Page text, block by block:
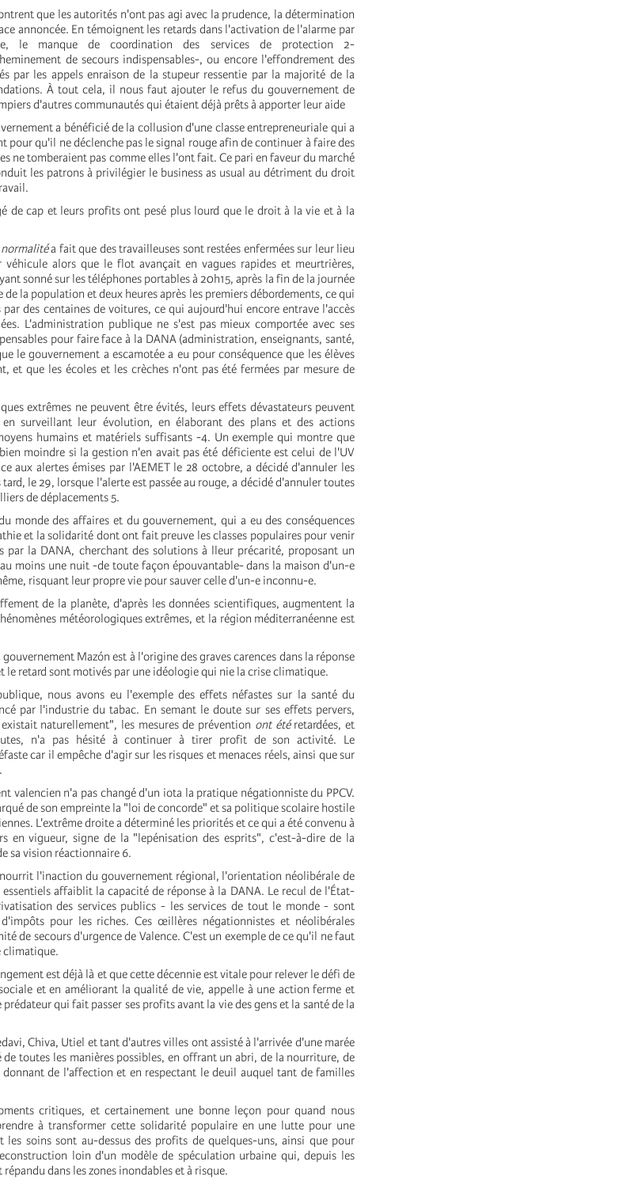
que les autorités n'ont pas agi avec la prudence, la détermination
annoncée. En témoignent les retards dans l'activation de l'alarme par
le manque de coordination des services de protection 2-
de secours indispensables-, ou encore l'effondrement des
par les appels enraison de la stupeur ressentie par la majorité de la
À tout cela, il nous faut ajouter le refus du gouvernement de
d'autres communautés qui étaient déjà prêts à apporter leur aide
a bénéficié de la collusion d'une classe entrepreneuriale qui a
pour qu'il ne déclenche pas le signal rouge afin de continuer à faire des
ne tomberaient pas comme elles l'ont fait. Ce pari en faveur du marché
les patrons à privilégier le business as usual au détriment du droit
de cap et leurs profits ont pesé plus lourd que le droit à la vie et à la
normalitéa fait que des travailleuses sont restées enfermées sur leur lieu
alors que le flot avançait en vagues rapides et meurtrières,
sonné sur les téléphones portables à 20h15, après la fin de la journée
la population et deux heures après les premiers débordements, ce qui
des centaines de voitures, ce qui aujourd'hui encore entrave l'accès
L'administration publique ne s'est pas mieux comportée avec ses
pour faire face à la DANA (administration, enseignants, santé,
le gouvernement a escamotée a eu pour conséquence que les élèves
et que les écoles et les crèches n'ont pas été fermées par mesure de
extrêmes ne peuvent être évités, leurs effets dévastateurs peuvent
surveillant leur évolution, en élaborant des plans et des actions
humains et matériels suffisants -4. Un exemple qui montre que
moindre si la gestion n'en avait pas été déficiente est celui de l'UV
aux alertes émises par l'AEMET le 28 octobre, a décidé d'annuler les
le 29, lorsque l'alerte est passée au rouge, a décidé d'annuler toutes
de déplacements 5.
monde des affaires et du gouvernement, qui a eu des conséquences
et la solidarité dont ont fait preuve les classes populaires pour venir
par la DANA, cherchant des solutions à lleur précarité, proposant un
moins une nuit -de toute façon épouvantable- dans la maison d'un-e
risquant leur propre vie pour sauver celle d'un-e inconnu-e.
de la planète, d'après les données scientifiques, augmentent la
météorologiques extrêmes, et la région méditerranéenne est
Mazón est à l'origine des graves carences dans la réponse
le retard sont motivés par une idéologie qui nie la crise climatique.
nous avons eu l'exemple des effets néfastes sur la santé du
par l'industrie du tabac. En semant le doute sur ses effets pervers,
naturellement", les mesures de prévention ont étéretardées, et
n'a pas hésité à continuer à tirer profit de son activité. Le
car il empêche d'agir sur les risques et menaces réels, ainsi que sur
valencien n'a pas changé d'un iota la pratique négationniste du PPCV.
de son empreinte la "loi de concorde" et sa politique scolaire hostile
L'extrême droite a déterminé les priorités et ce qui a été convenu à
en vigueur, signe de la "lepénisation des esprits", c'est-à-dire de la
sa vision réactionnaire 6.
l'inaction du gouvernement régional, l'orientation néolibérale de
affaiblit la capacité de réponse à la DANA. Le recul de l'État-
des services publics - les services de tout le monde - sont
pour les riches. Ces œillères négationnistes et néolibérales
de secours d'urgence de Valence. C'est un exemple de ce qu'il ne faut
climatique.
est déjà là et que cette décennie est vitale pour relever le défi de
et en améliorant la qualité de vie, appelle à une action ferme et
qui fait passer ses profits avant la vie des gens et la santé de la
Chiva, Utiel et tant d'autres villes ont assisté à l'arrivée d'une marée
toutes les manières possibles, en offrant un abri, de la nourriture, de
de l'affection et en respectant le deuil auquel tant de familles
critiques, et certainement une bonne leçon pour quand nous
à transformer cette solidarité populaire en une lutte pour une
les soins sont au-dessus des profits de quelques-uns, ainsi que pour
loin d'un modèle de spéculation urbaine qui, depuis les
dans les zones inondables et à risque.